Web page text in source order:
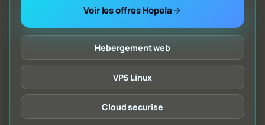
Voir les offres Hopela
Hebergement web
VPS Linux
Cloud securise